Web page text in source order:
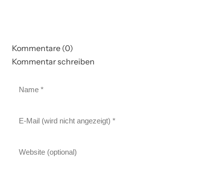
Kommentare (0)
Kommentar schreiben